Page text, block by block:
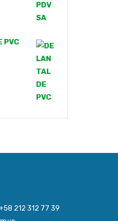
PVC
212 312 77 39